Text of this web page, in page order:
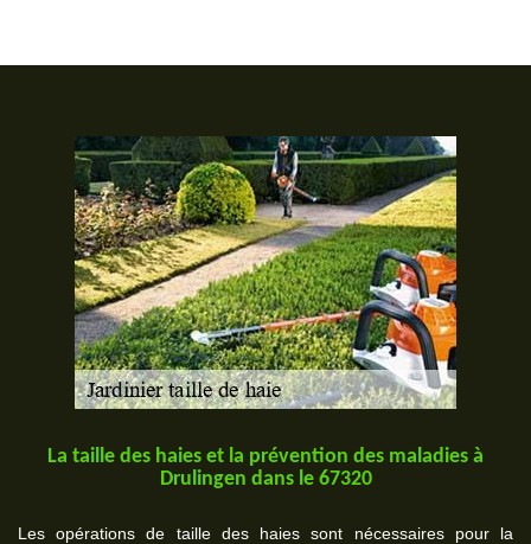
La taille des haies et la prévention des maladies à
Drulingen dans le 67320
Les opérations de taille des haies sont nécessaires pour la